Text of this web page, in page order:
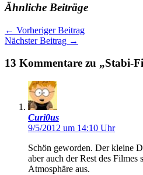
Ähnliche Beiträge
← Vorheriger Beitrag
Nächster Beitrag →
13 Kommentare zu „Stabi-
Curi0us
9/5/2012 um 14:10 Uhr
Schön geworden. Der kleine
aber auch der Rest des Filmes
Atmosphäre aus.